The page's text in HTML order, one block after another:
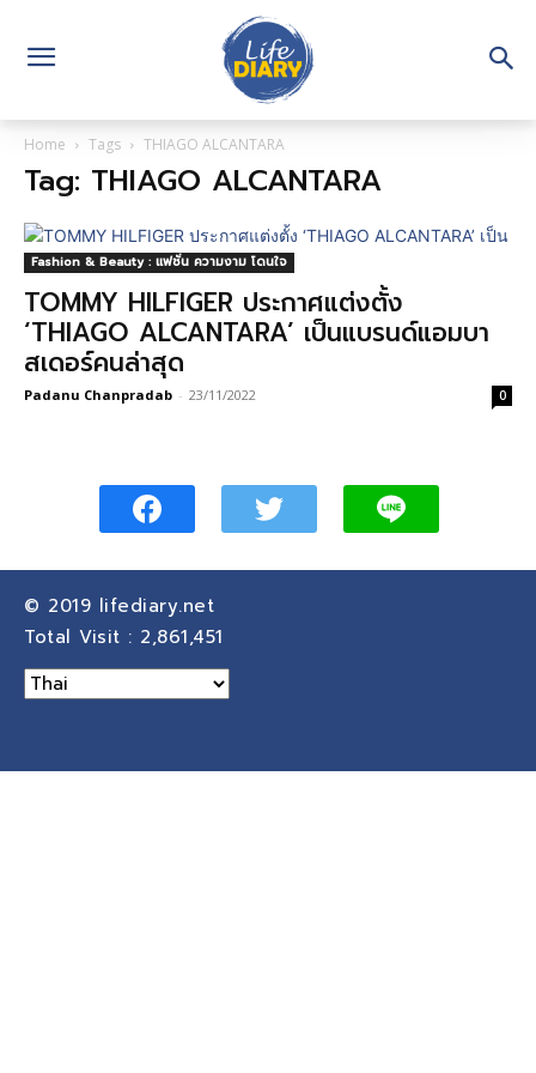
Home Tags THIAGO ALCANTARA
Tag: THIAGO ALCANTARA
Fashion & Beauty : แฟชั่น ความงาม โดนใจ
TOMMY HILFIGER ประกาศแต่งตั้ง
‘THIAGO ALCANTARA’ เป็นแบรนด์แอมบา
สเดอร์คนล่าสุด
Padanu Chanpradab - 23/11/2022 0
© 2019 lifediary.net
Total Visit : 2,861,451